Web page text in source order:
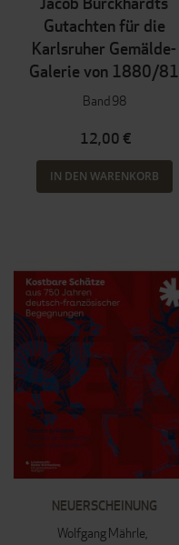
Gutachten für die
Karlsruher Gemälde-
Galerie von 1880/81
Band 98
12,00 €
IN DEN WARENKORB
NEUERSCHEINUNG
Wolfgang Mährle